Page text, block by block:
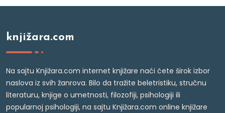
knjižara.com
Na sajtu Knjižara.com internet knjižare naći ćete širok izbor
naslova iz svih žanrova. Bilo da tražite beletristiku, stručnu
literaturu, knjige o umetnosti, filozofiji, psihologiji ili
popularnoj psihologiji, na sajtu Knjižara.com online knjižare